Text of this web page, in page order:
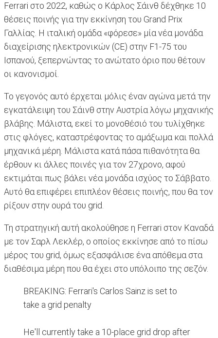
Ferrari στο 2022, καθώς ο Κάρλος Σάινθ δέχθηκε 10
θέσεις ποινής για την εκκίνηση του Grand Prix
Γαλλίας. Η ιταλική ομάδα «φόρεσε» μία νέα μονάδα
διαχείρισης ηλεκτρονικών (CE) στην F1-75 του
Ισπανού, ξεπερνώντας το ανώτατο όριο που θέτουν
οι κανονισμοί.
Το γεγονός αυτό έρχεται μόλις έναν αγώνα μετά την
εγκατάλειψη του Σάινθ στην Αυστρία λόγω μηχανικής
βλάβης. Μάλιστα, εκεί το μονοθέσιό του τυλίχθηκε
στις φλόγες, καταστρέφοντας το αμάξωμα και πολλά
μηχανικά μέρη. Μάλιστα κατά πάσα πιθανότητα θα
έρθουν κι άλλες ποινές για τον 27χρονο, αφού
εκτιμάται πως βάλει νέα μονάδα ισχύος το Σάββατο.
Αυτό θα επιφέρει επιπλέον θέσεις ποινής, που θα τον
ρίξουν στην ουρά του grid.
Τη στρατηγική αυτή ακολούθησε η Ferrari στον Καναδά
με τον Σαρλ Λεκλέρ, ο οποίος εκκίνησε από το πίσω
μέρος του grid, όμως εξασφάλισε ένα απόθεμα στα
διαθέσιμα μέρη που θα έχει στο υπόλοιπο της σεζόν.
BREAKING: Ferrari's Carlos Sainz is set to
take a grid penalty
He'll currently take a 10-place grid drop after